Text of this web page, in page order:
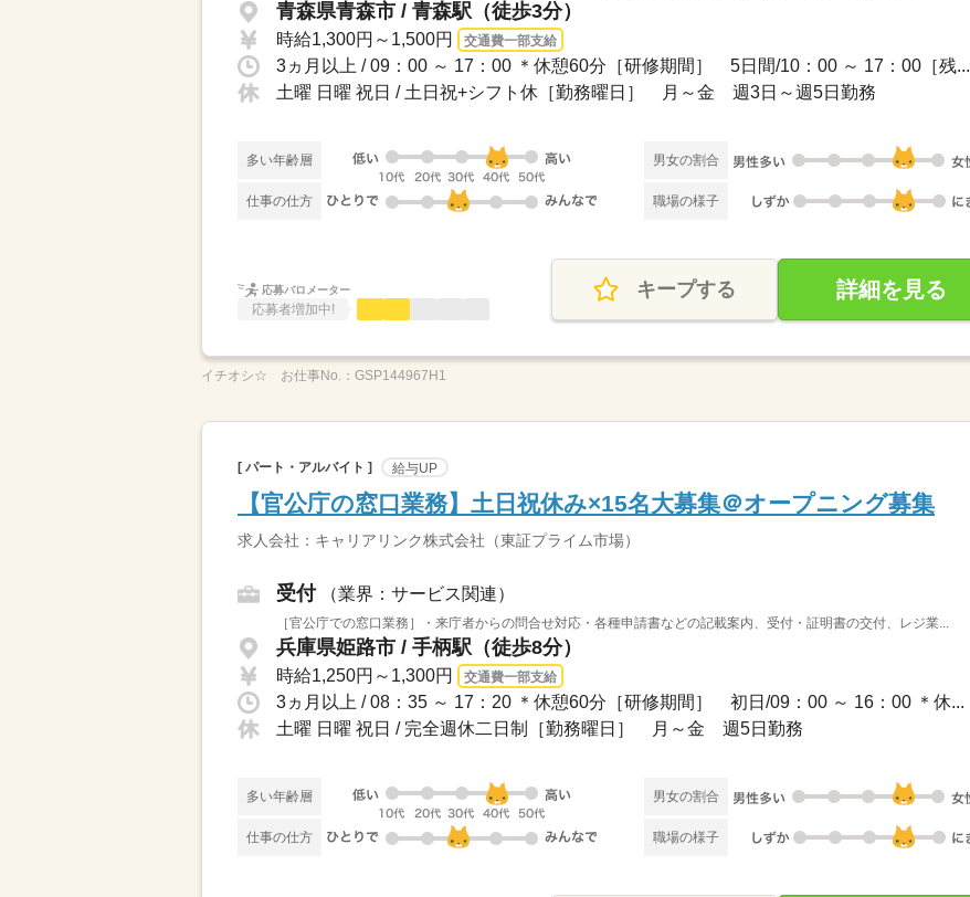
青森県青森市 / 青森駅（徒歩3分）
時給1,300円～1,500円 交通費一部支給
3ヵ月以上 / 09：00 ～ 17：00 ＊休憩60分［研修期間］ 5日間/10：00 ～ 17：00［残...
土曜 日曜 祝日 / 土日祝+シフト休［勤務曜日］ 月～金 週3日～週5日勤務
多い年齢層 男女の割合
仕事の仕方 職場の様子
応募バロメーター
応募者増加中!
キープする 詳細を見る
イチオシ☆ お仕事No.： GSP144967H1
[ パート・アルバイト ] 給与UP
【官公庁の窓口業務】土日祝休み×15名大募集＠オープニング募集
求人会社：キャリアリンク株式会社（東証プライム市場）
受付 （業界：サービス関連）
［官公庁での窓口業務］・来庁者からの問合せ対応・各種申請書などの記載案内、受付・証明書の交付、レジ業...
兵庫県姫路市 / 手柄駅（徒歩8分）
時給1,250円～1,300円 交通費一部支給
3ヵ月以上 / 08：35 ～ 17：20 ＊休憩60分［研修期間］ 初日/09：00 ～ 16：00 ＊休...
土曜 日曜 祝日 / 完全週休二日制［勤務曜日］ 月～金 週5日勤務
多い年齢層 男女の割合
仕事の仕方 職場の様子